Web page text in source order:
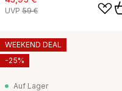
UVP 59 €
Auf Lager
WEEKEND DEAL
-25%